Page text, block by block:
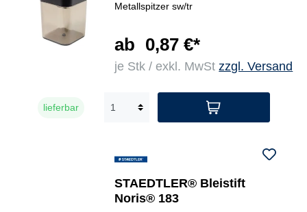
Metallspitzer sw/tr
ab 0,87 €*
je Stk / exkl. MwStzzgl. Versand
lieferbar
STAEDTLER® Bleistift
Noris® 183